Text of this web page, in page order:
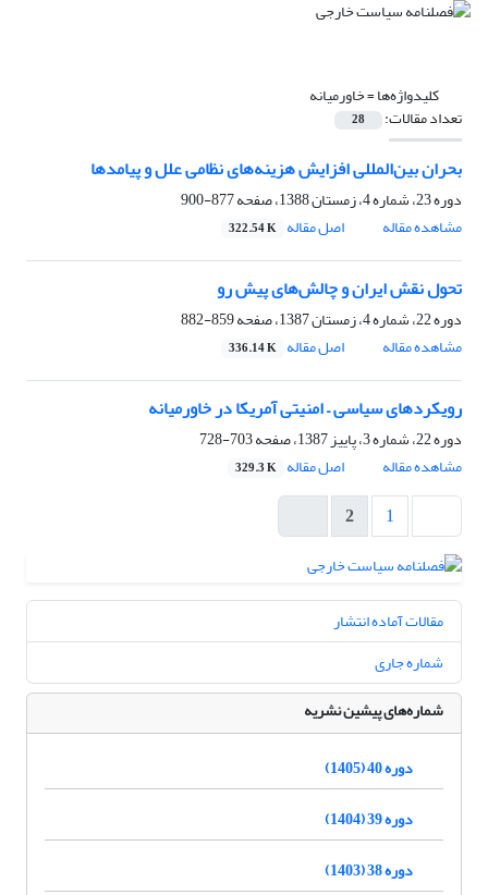
کلیدواژه‌ها =خاورمیانه
تعداد مقالات: 28
بحران بین‌المللی افزایش هزینه‌های نظامی علل و پیامدها ‏
دوره 23، شماره 4، زمستان 1388، صفحه
877-900
مشاهده مقاله
اصل مقاله 322.54 K
تحول نقش ایران و چالش‌های پیش رو
دوره 22، شماره 4، زمستان 1387، صفحه
859-882
مشاهده مقاله
اصل مقاله 336.14 K
رویکردهای سیاسی – امنیتی آمریکا در خاورمیانه ‏
دوره 22، شماره 3، پاییز 1387، صفحه
703-728
مشاهده مقاله
اصل مقاله 329.3 K
1
2
مقالات آماده انتشار
شماره جاری
شماره‌های پیشین نشریه
دوره 40 (1405)
دوره 39 (1404)
دوره 38 (1403)